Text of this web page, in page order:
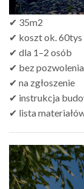
✔ 35m2
✔ koszt ok. 60tys
✔ dla 1–2 osób
✔ bez pozwolenia
✔ na zgłoszenie
✔ instrukcja
✔ lista